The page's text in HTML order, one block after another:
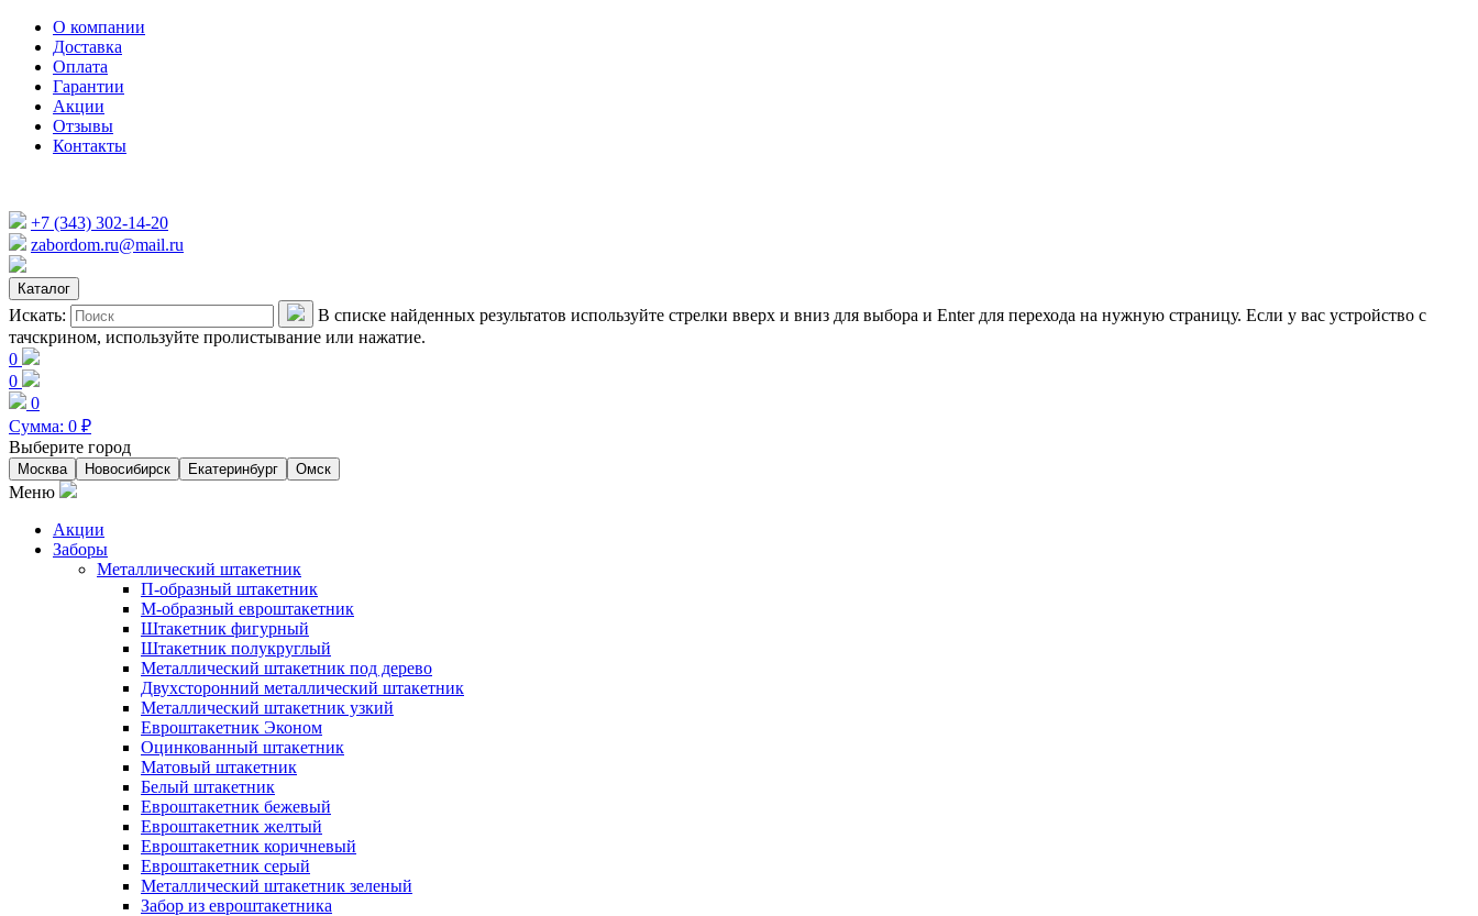
О компании
Доставка
Оплата
Гарантии
Акции
Отзывы
Контакты
+7 (343) 302-14-20
zabordom.ru@mail.ru
Каталог
Искать:
В списке найденных результатов используйте стрелки вверх и вниз для выбора и Enter для перехода на нужную страницу. Если у вас устройство с
тачскрином, используйте пролистывание или нажатие.
0
0
0
Сумма: 0 ₽
Выберите город
Москва Новосибирск Екатеринбург Омск
Меню
Акции
Заборы
Металлический штакетник
П-образный штакетник
М-образный евроштакетник
Штакетник фигурный
Штакетник полукруглый
Металлический штакетник под дерево
Двухсторонний металлический штакетник
Металлический штакетник узкий
Евроштакетник Эконом
Оцинкованный штакетник
Матовый штакетник
Белый штакетник
Евроштакетник бежевый
Евроштакетник желтый
Евроштакетник коричневый
Евроштакетник серый
Металлический штакетник зеленый
Забор из евроштакетника